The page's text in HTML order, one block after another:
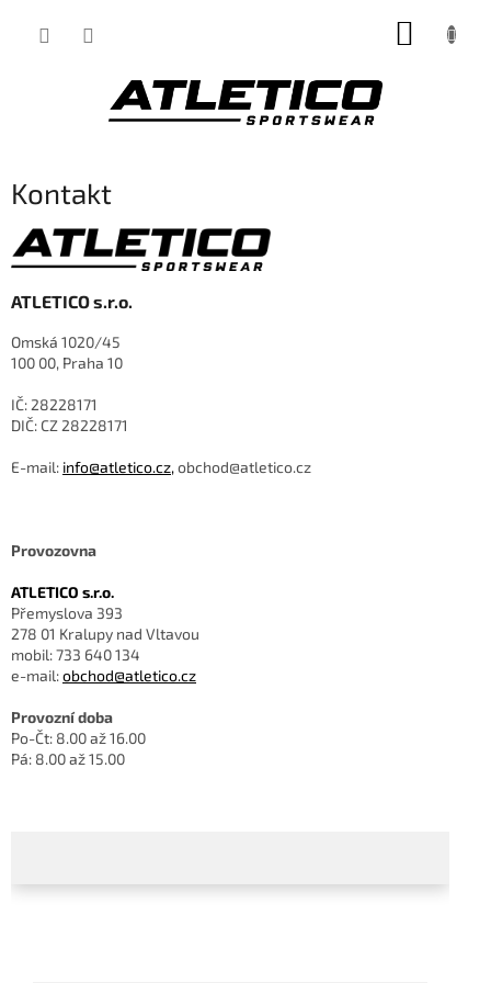
Kontakt
ATLETICO s.r.o.
Omská 1020/45
100 00, Praha 10
IČ: 28228171
DIČ: CZ 28228171
E-mail: info@atletico.cz,obchod@atletico.cz
Provozovna
ATLETICO s.r.o.
Přemyslova 393
278 01 Kralupy nad Vltavou
mobil: 733 640 134
e-mail:obchod@atletico.cz
Provozní doba
Po-Čt: 8.00 až 16.00
Pá: 8.00 až 15.00